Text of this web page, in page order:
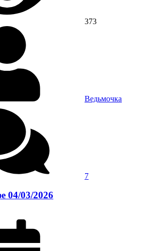
373
Ведьмочка
7
04/03/2026